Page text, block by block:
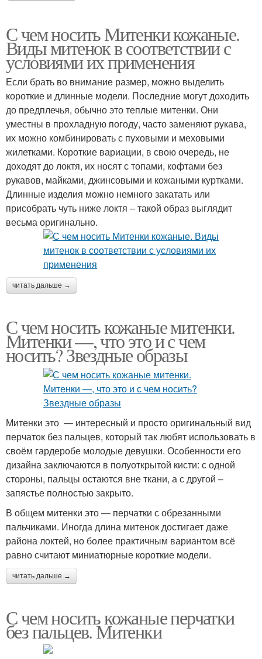
С чем носить Митенки кожаные.
Виды митенок в соответствии с
условиями их применения
Если брать во внимание размер, можно выделить
короткие и длинные модели. Последние могут доходить
до предплечья, обычно это теплые митенки. Они
уместны в прохладную погоду, часто заменяют рукава,
их можно комбинировать с пуховыми и меховыми
жилетками. Короткие вариации, в свою очередь, не
доходят до локтя, их носят с топами, кофтами без
рукавов, майками, джинсовыми и кожаными куртками.
Длинные изделия можно немного закатать или
присобрать чуть ниже локтя – такой образ выглядит
весьма оригинально.
читать дальше →
С чем носить кожаные митенки.
Митенки —, что это и с чем
носить? Звездные образы
Митенки это — интересный и просто оригинальный вид
перчаток без пальцев, который так любят использовать в
своём гардеробе молодые девушки. Особенности его
дизайна заключаются в полуоткрытой кисти: с одной
стороны, пальцы остаются вне ткани, а с другой –
запястье полностью закрыто.
В общем митенки это — перчатки с обрезанными
пальчиками. Иногда длина митенок достигает даже
района локтей, но более практичным вариантом всё
равно считают миниатюрные короткие модели.
читать дальше →
С чем носить кожаные перчатки
без пальцев. Митенки